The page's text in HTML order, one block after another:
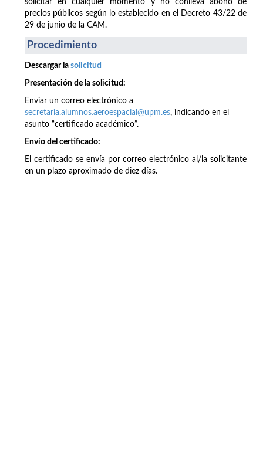
precios públicos según lo establecido en el Decreto 43/22 de
29 de junio de la CAM.
Procedimiento
Descargar la solicitud
Presentación de la solicitud:
Enviar un correo electrónico a
secretaria.alumnos.aeroespacial@upm.es, indicando en el
asunto “certificado académico”.
Envío del certificado:
El certificado se envía por correo electrónico al/la solicitante
en un plazo aproximado de diez días.